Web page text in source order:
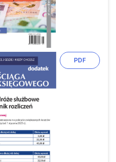
PDF